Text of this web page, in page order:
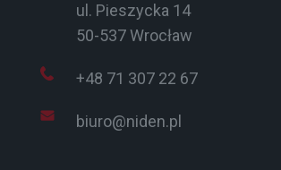
ul. Pieszycka 14
50-537 Wrocław
+48 71 307 22 67
biuro@niden.pl